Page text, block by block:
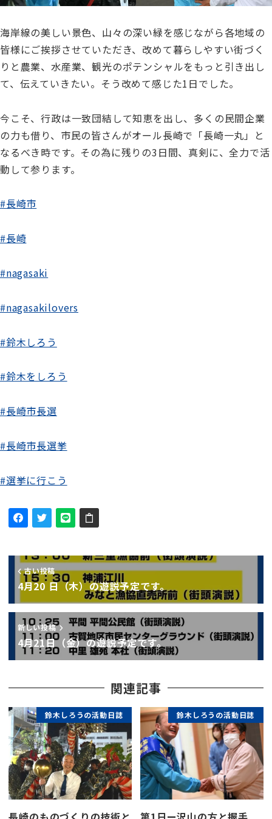
海岸線の美しい景色、山々の深い緑を感じながら各地域の
皆様にご挨拶させていただき、改めて暮らしやすい街づく
りと農業、水産業、観光のポテンシャルをもっと引き出し
て、伝えていきたい。そう改めて感じた1日でした。
今こそ、行政は一致団結して知恵を出し、多くの民間企業
の力も借り、市民の皆さんがオール長崎で「長崎一丸」と
なるべき時です。その為に残りの3日間、真剣に、全力で活
動して参ります。
#長崎市
#長崎
#nagasaki
#nagasakilovers
#鈴木しろう
#鈴木をしろう
#長崎市長選
#長崎市長選挙
#選挙に行こう
古い投稿
4月20 日（木）の遊説予定です。
新しい投稿
4月21日（金）の遊説予定です。
関連記事
鈴木しろうの活動日誌 鈴木しろうの活動日誌